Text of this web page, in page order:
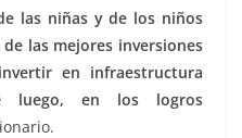
las niñas y de los niños
las mejores inversiones
en infraestructura
luego, en los logros